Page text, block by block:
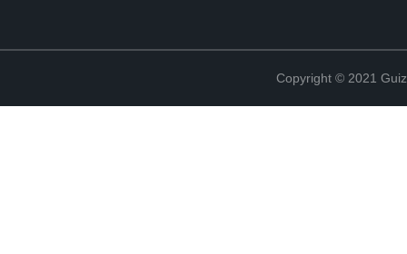
Copyright © 2021